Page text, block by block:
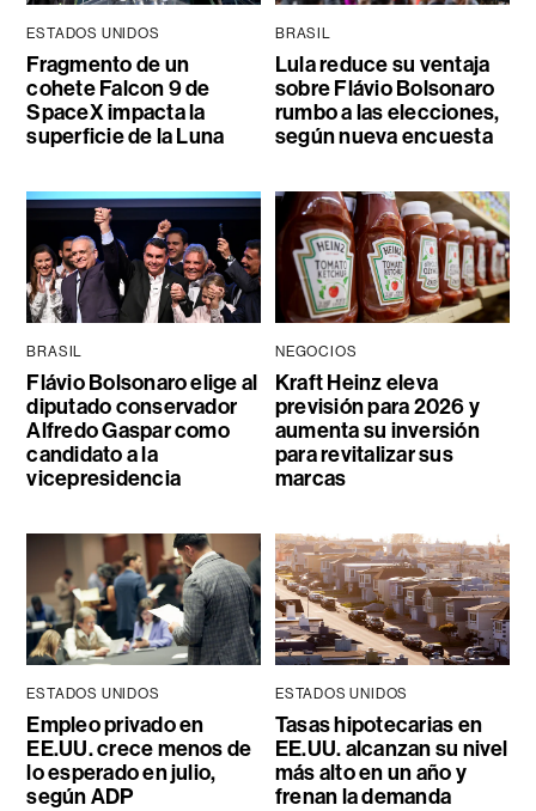
ESTADOS UNIDOS
Fragmento de un
cohete Falcon 9 de
SpaceX impacta la
superficie de la Luna
BRASIL
Lula reduce su ventaja
sobre Flávio Bolsonaro
rumbo a las elecciones,
según nueva encuesta
BRASIL
Flávio Bolsonaro elige al
diputado conservador
Alfredo Gaspar como
candidato a la
vicepresidencia
NEGOCIOS
Kraft Heinz eleva
previsión para 2026 y
aumenta su inversión
para revitalizar sus
marcas
ESTADOS UNIDOS
Empleo privado en
EE.UU. crece menos de
lo esperado en julio,
según ADP
ESTADOS UNIDOS
Tasas hipotecarias en
EE.UU. alcanzan su nivel
más alto en un año y
frenan la demanda